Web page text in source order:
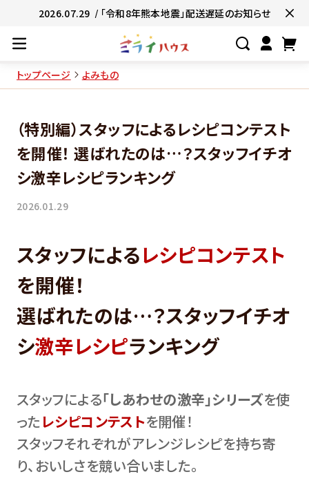
2026.07.29 / 「令和8年熊本地震」配送遅延のお知らせ
#ネコポス対象商品🚚
#有名店の
#簡単便利👍
#お子様と一緒に
#たっぷり満腹😋
#ギフトにおすす
トップページ よみもの
（特別編）スタッフによるレシピコンテスト
を開催！ 選ばれたのは…？スタッフイチオ
シ激辛レシピランキング
2026.01.29
スタッフによるレシピコンテスト
を開催！
選ばれたのは…？スタッフイチオ
シ激辛レシピランキング
スタッフによる「しあわせの激辛」シリーズを使
ったレシピコンテストを開催！
スタッフそれぞれがアレンジレシピを持ち寄
り、おいしさを競い合いました。